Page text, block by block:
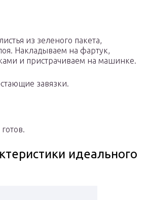
из зеленого пакета,
Накладываем на фартук,
и пристрачиваем на машинке.
завязки.
идеального